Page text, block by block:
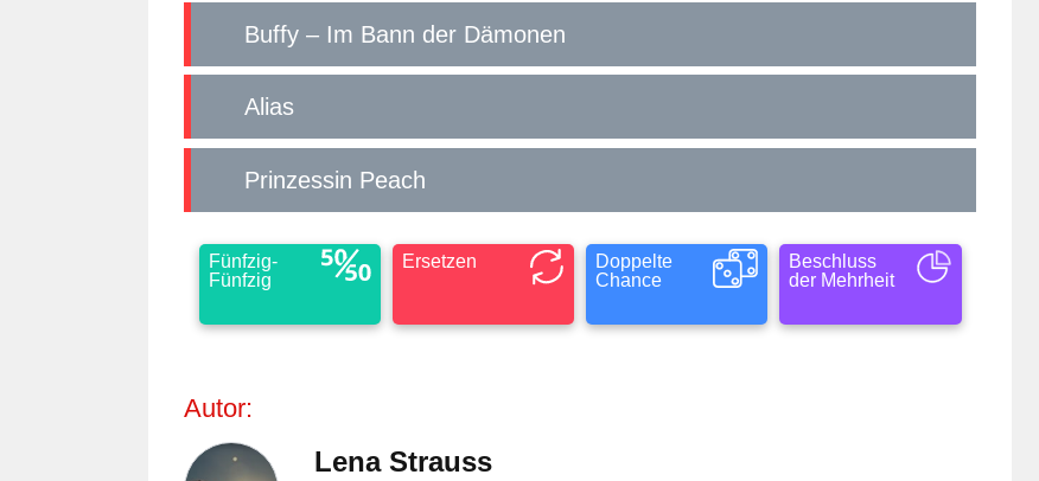
Buffy – Im Bann der Dämonen
Alias
Prinzessin Peach
Fünfzig-
Fünfzig
Ersetzen
Doppelte
Chance
Beschluss
der Mehrheit
Autor:
Lena Strauss